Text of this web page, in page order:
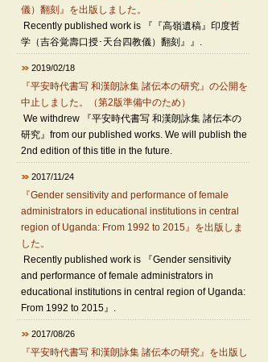
儀）翻刻』を出版しました。
Recently published work is 『『高嶺遺稿』印度哲
学（吉谷覚壽口授･天台四教儀）翻刻』』.
2019/02/18
『平安時代書写 和漢朗詠集 諸伝本の研究』の公開を
中止しました。（第2版準備中のため）
We withdrew 『平安時代書写 和漢朗詠集 諸伝本の
研究』from our published works. We will publish the
2nd edition of this title in the future.
2017/11/24
『Gender sensitivity and performance of female
administrators in educational institutions in central
region of Uganda: From 1992 to 2015』を出版しま
した。
Recently published work is 『Gender sensitivity
and performance of female administrators in
educational institutions in central region of Uganda:
From 1992 to 2015』.
2017/08/26
『平安時代書写 和漢朗詠集 諸伝本の研究』を出版し